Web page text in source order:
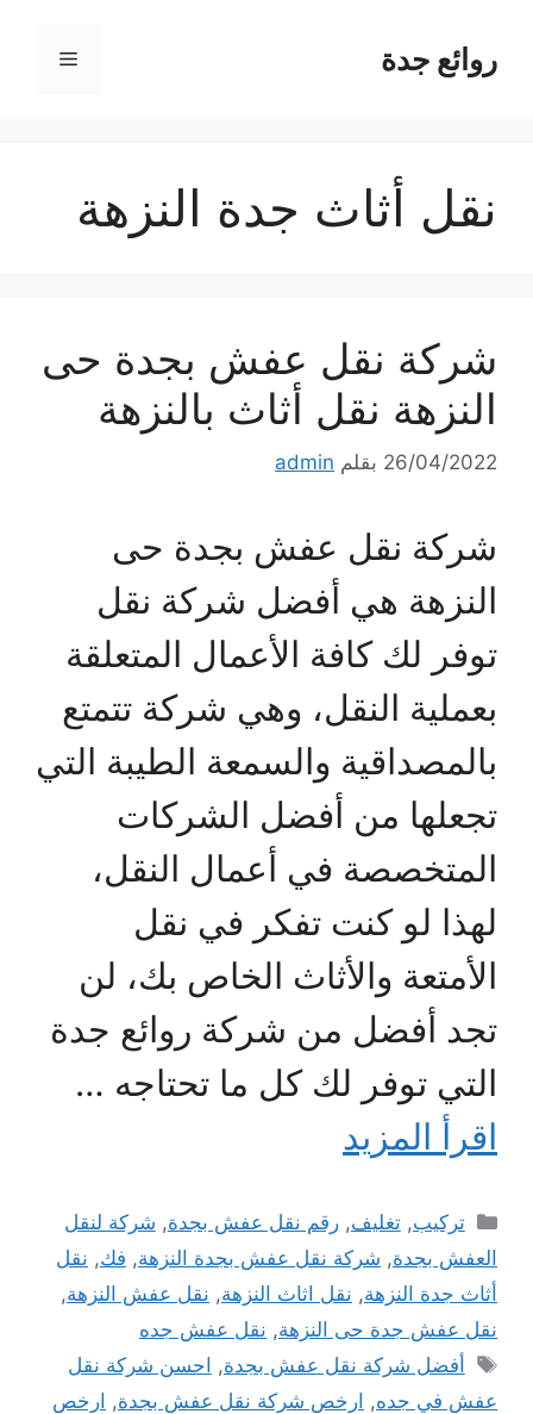
المحتوىروائع جدة القائمة
نقل أثاث جدة النزهة
شركة نقل عفش بجدة حى
النزهة نقل أثاث بالنزهة
26/04/2022 بقلم admin
شركة نقل عفش بجدة حى
النزهة هي أفضل شركة نقل
توفر لك كافة الأعمال المتعلقة
بعملية النقل، وهي شركة تتمتع
بالمصداقية والسمعة الطيبة التي
تجعلها من أفضل الشركات
المتخصصة في أعمال النقل،
لهذا لو كنت تفكر في نقل
الأمتعة والأثاث الخاص بك، لن
تجد أفضل من شركة روائع جدة
التي توفر لك كل ما تحتاجه …
اقرأ المزيد
التصنيفات
تركيب,تغليف,رقم نقل عفش بجدة, شركة لنقل
العفش بجدة, شركة نقل عفش بجدة النزهة, فك, نقل
أثاث جدة النزهة, نقل اثاث النزهة, نقل عفش النزهة,
نقل عفش جدة حى النزهة, نقل عفش جده
الوسوم
أفضل شركة نقل عفش بجدة, احسن شركة نقل
عفش في جده, ارخص شركة نقل عفش بجدة, ارخص